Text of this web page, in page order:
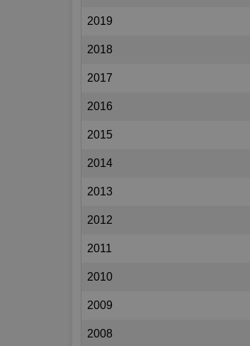
2019
2018
2017
2016
2015
2014
2013
2012
2011
2010
2009
2008